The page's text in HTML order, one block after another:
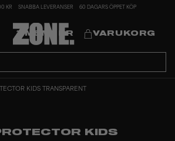
KR SNABBA LEVERANSER 60 DAGARS ÖPPET KÖP
MEMBER VARUKORG
KIDS TRANSPARENT
KIDS